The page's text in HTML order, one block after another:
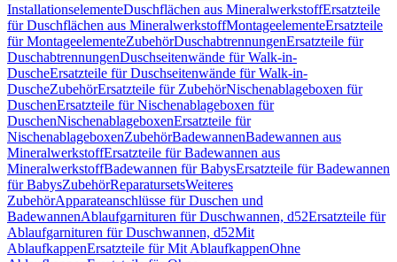
InstallationselementeDuschflächen aus MineralwerkstoffErsatzteile
für Duschflächen aus MineralwerkstoffMontageelementeErsatzteile
für MontageelementeZubehörDuschabtrennungenErsatzteile für
DuschabtrennungenDuschseitenwände für Walk-in-
DuscheErsatzteile für Duschseitenwände für Walk-in-
DuscheZubehörErsatzteile für ZubehörNischenablageboxen für
DuschenErsatzteile für Nischenablageboxen für
DuschenNischenablageboxenErsatzteile für
NischenablageboxenZubehörBadewannenBadewannen aus
MineralwerkstoffErsatzteile für Badewannen aus
MineralwerkstoffBadewannen für BabysErsatzteile für Badewannen
für BabysZubehörReparatursetsWeiteres
ZubehörApparateanschlüsse für Duschen und
BadewannenAblaufgarnituren für Duschwannen, d52Ersatzteile für
Ablaufgarnituren für Duschwannen, d52Mit
AblaufkappenErsatzteile für Mit AblaufkappenOhne